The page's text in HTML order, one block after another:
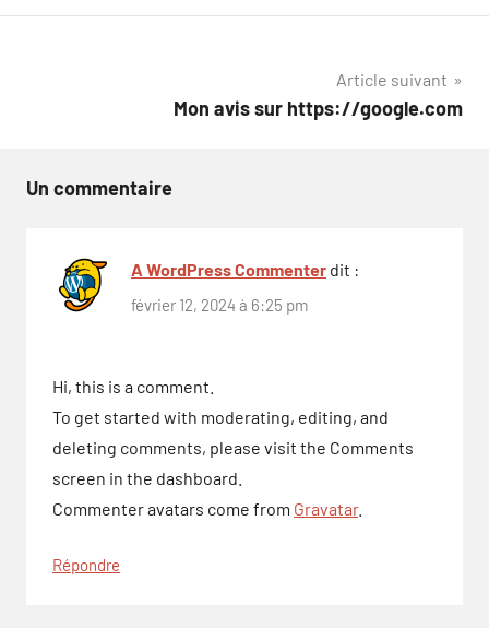
Article suivant
Mon avis sur https://google.com
Un commentaire
A WordPress Commenter dit :
février 12, 2024 à 6:25 pm
Hi, this is a comment.
To get started with moderating, editing, and
deleting comments, please visit the Comments
screen in the dashboard.
Commenter avatars come from Gravatar.
Répondre